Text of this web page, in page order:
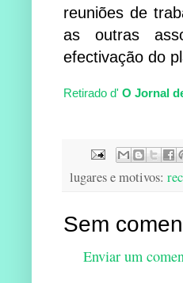
reuniões de
as outras
efectivação do
Retirado d' O Jornal
lugares e motivos:
Sem
Enviar um